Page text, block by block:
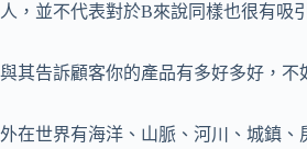
人，並不代表對於B來說同樣也很有吸
與其告訴顧客你的產品有多好多好，不
外在世界有海洋、山脈、河川、城鎮